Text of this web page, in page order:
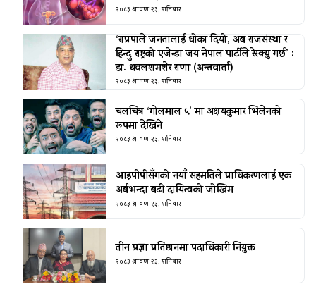
२०८३ श्रावण २३, शनिबार
‘राप्रपाले जनतालाई धोका दियो, अब राजसंस्था र
हिन्दु राष्ट्रको एजेन्डा जय नेपाल पार्टीले रेस्क्यु गर्छ’ :
डा. धवलशमशेर राणा (अन्तवार्ता)
२०८३ श्रावण २३, शनिबार
चलचित्र ‘गोलमाल ५’ मा अक्षयकुमार भिलेनको
रूपमा देखिने
२०८३ श्रावण २३, शनिबार
आइपीपीसँगको नयाँ सहमतिले प्राधिकरणलाई एक
अर्बभन्दा बढी दायित्वको जोखिम
२०८३ श्रावण २३, शनिबार
तीन प्रज्ञा प्रतिष्ठानमा पदाधिकारी नियुक्त
२०८३ श्रावण २३, शनिबार